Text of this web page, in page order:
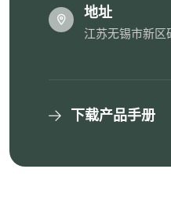
地址
江苏无锡市新区
下载产品手册